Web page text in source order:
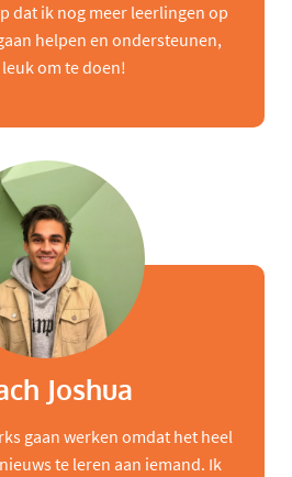
dat ik nog meer leerlingen op
helpen en ondersteunen,
om te doen!
Joshua
gaan werken omdat het heel
te leren aan iemand. Ik